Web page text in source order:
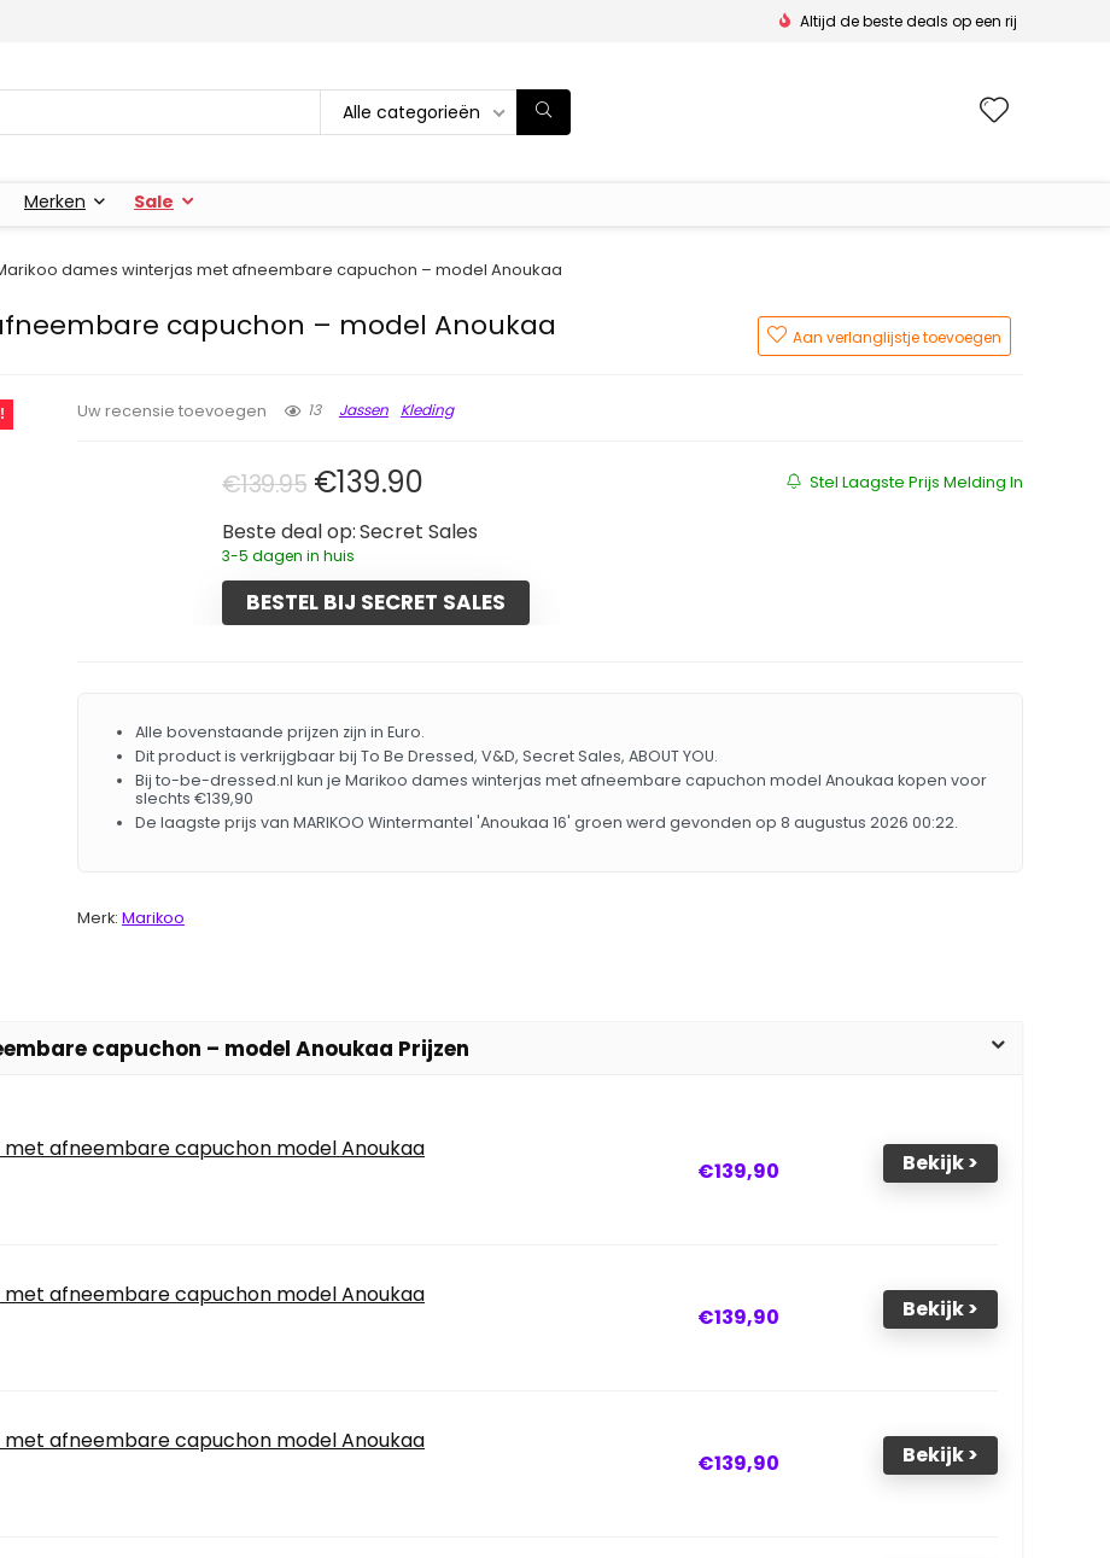
Altijd de beste deals op een rij
Alle categorieën
Merken Sale
dames winterjas met afneembare capuchon – model Anoukaa
capuchon – model Anoukaa Aan verlanglijstje toevoegen
Uw recensie toevoegen 13 Jassen Kleding
Stel Laagste Prijs Melding In
€139.95 Oorspronkelijke prijs was: €139.95.
€139.90Huidige prijs is: €139.90.
Beste deal op: Secret Sales
3-5 dagen in huis
BESTEL BIJ SECRET SALES
Alle bovenstaande prijzen zijn in Euro.
Dit product is verkrijgbaar bij To Be Dressed, V&D, Secret Sales, ABOUT YOU.
Bij to-be-dressed.nl kun je Marikoo dames winterjas met afneembare capuchon model Anoukaa kopen voor
slechts €139,90
De laagste prijs van MARIKOO Wintermantel 'Anoukaa 16' groen werd gevonden op 8 augustus 2026 00:22.
Merk: Marikoo
capuchon – model Anoukaa Prijzen
afneembare capuchon model Anoukaa
€139,90 Bekijk >
afneembare capuchon model Anoukaa
€139,90 Bekijk >
afneembare capuchon model Anoukaa
€139,90 Bekijk >